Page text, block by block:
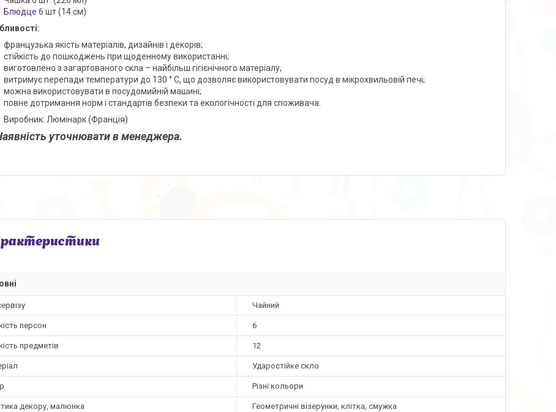
Блюдце 6 шт (14 см)
французька якість матеріалів, дизайнів і декорів;
стійкість до пошкоджень при щоденному використанні;
виготовлено з загартованого скла – найбільш гігієнічного матеріалу;
витримує перепади температури до 130 ° С, що дозволяє використовувати посуд в мікрохвильовій печі;
можна використовувати в посудомийній машині;
повне дотримання норм і стандартів безпеки та екологічності для споживача.
Виробник: Люмінарк (Франція)
уточнювати в менеджера.
Чайний
персон 6
предметів 12
Ударостійке скло
Різні кольори
декору, малюнка Геометричні візерунки, клітка, смужка